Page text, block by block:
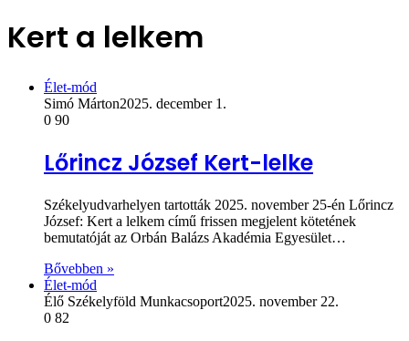
Kert a lelkem
Élet-mód
Simó Márton2025. december 1.
0 90
Lőrincz József Kert-lelke
Székelyudvarhelyen tartották 2025. november 25-én Lőrincz
József: Kert a lelkem című frissen megjelent kötetének
bemutatóját az Orbán Balázs Akadémia Egyesület…
Bővebben »
Élet-mód
Élő Székelyföld Munkacsoport2025. november 22.
0 82